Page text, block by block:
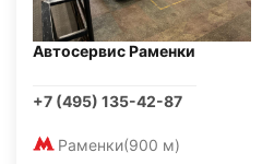
Автосервис Раменки
+7 (495) 135-42-87
Раменки(900 м)